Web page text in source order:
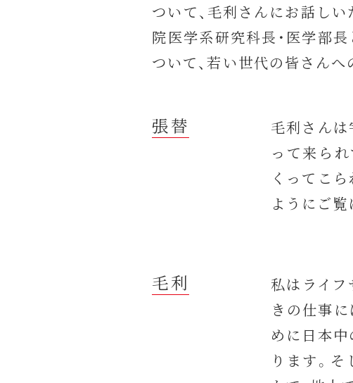
ついて、毛利さんにお話し
院医学系研究科長・医学部
ついて、若い世代の皆さん
張替
毛利さん
って来ら
くってこ
ようにご覧
毛利
私はライフ
きの仕事
めに日本
ります。